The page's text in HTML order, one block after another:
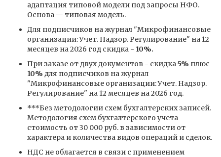
адаптация типовой модели под запросы НФО.
Основа — типовая модель.
Для подписчиков на журнал "Микрофинансовые
организации: Учет. Надзор. Регулирование" на 12
месяцев на 2026 год скидка - 10%.
При заказе от двух документов - скидка5% плюс
10% для подписчиков на журнал
"Микрофинансовые организации: Учет. Надзор.
Регулирование" на 12 месяцев на 2026 год.
***Без методологии схем бухгалтерских записей.
Методология схем бухгалтерского учета -
стоимость от 30 000 руб. в зависимости от
характера и количества видов операций и сделок.
НДС не облагается в связи с применением